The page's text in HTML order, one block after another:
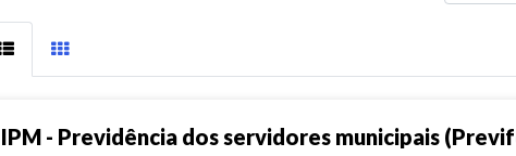
IPM - Previdência dos servidores municipais